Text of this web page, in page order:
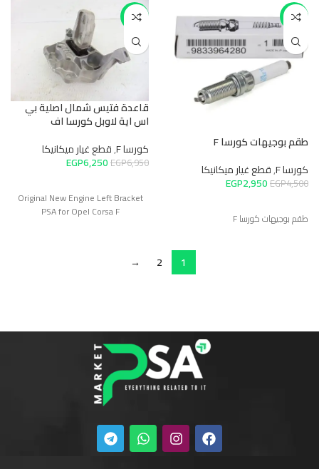
-34%
طقم بوجيهات كورسا F
كورسا F ,قطع غيار ميكانيكا
EGP4,500
EGP2,950
طقم بوجيهات كورسا F
-10%
قاعدة فتيس شمال اصلية بي
اس اية لاوبل كورسا اف
كورسا F ,قطع غيار ميكانيكا
EGP6,950
EGP6,250
Original New Engine Left Bracket
PSA for Opel Corsa F
1
2
→